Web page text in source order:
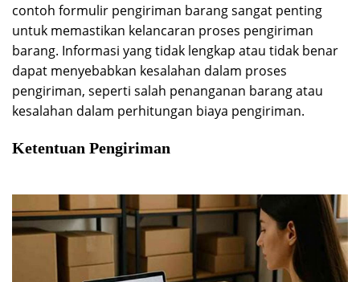
contoh formulir pengiriman barang sangat penting
untuk memastikan kelancaran proses pengiriman
barang. Informasi yang tidak lengkap atau tidak benar
dapat menyebabkan kesalahan dalam proses
pengiriman, seperti salah penanganan barang atau
kesalahan dalam perhitungan biaya pengiriman.
Ketentuan Pengiriman